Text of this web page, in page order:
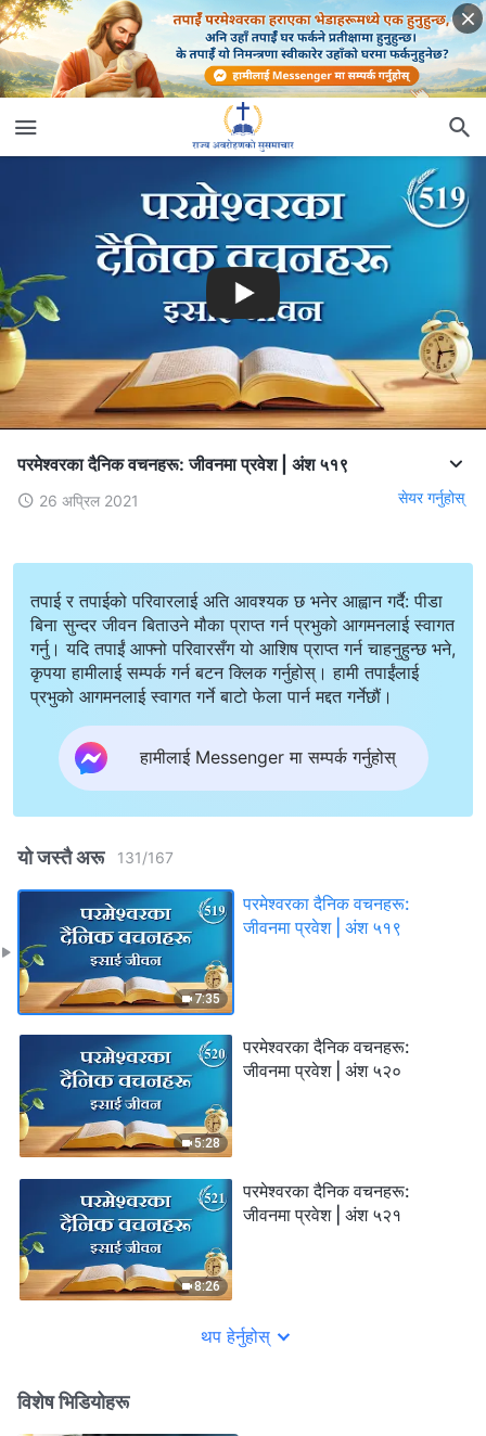
परमेश्‍वरका दैनिक वचनहरू: जीवनमा प्रवेश | अंश ५१९
26 अप्रिल 2021 सेयर गर्नुहोस्
तपाई र तपाईको परिवारलाई अति आवश्यक छ भनेर आह्वान गर्दै: पीडा
बिना सुन्दर जीवन बिताउने मौका प्राप्त गर्न प्रभुको आगमनलाई स्वागत
गर्नु। यदि तपाईं आफ्नो परिवारसँग यो आशिष प्राप्त गर्न चाहनुहुन्छ भने,
कृपया हामीलाई सम्पर्क गर्न बटन क्लिक गर्नुहोस्। हामी तपाईंलाई
प्रभुको आगमनलाई स्वागत गर्ने बाटो फेला पार्न मद्दत गर्नेछौं।
हामीलाई Messenger मा सम्पर्क गर्नुहोस्
यो जस्तै अरू 131/167
7:35
परमेश्‍वरका दैनिक वचनहरू:
जीवनमा प्रवेश | अंश ५१९
5:28
परमेश्‍वरका दैनिक वचनहरू:
जीवनमा प्रवेश | अंश ५२०
8:26
परमेश्‍वरका दैनिक वचनहरू:
जीवनमा प्रवेश | अंश ५२१
थप हेर्नुहोस्
विशेष भिडियोहरू